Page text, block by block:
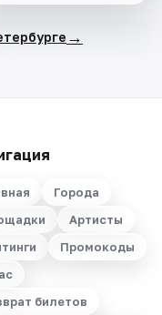
→
Города
Артисты
Промокоды
билетов